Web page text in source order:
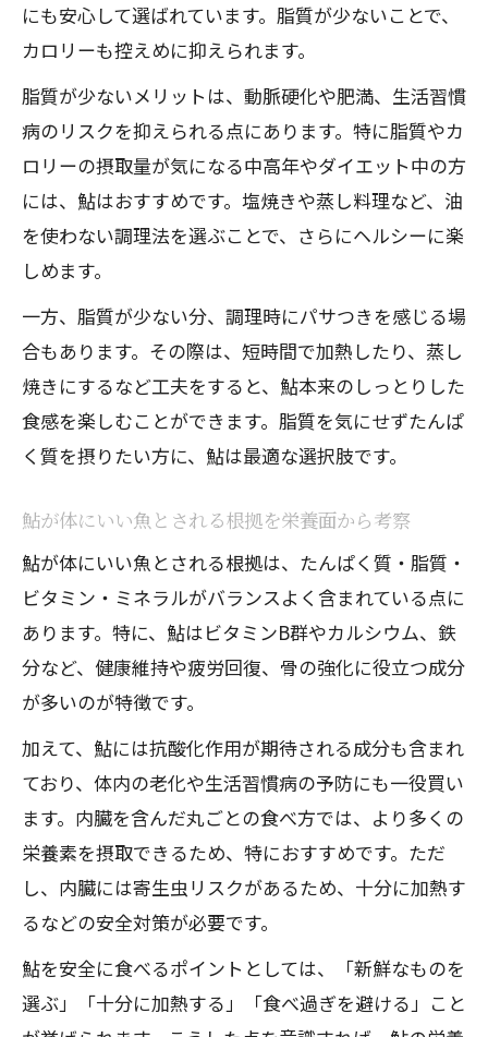
にも安心して選ばれています。脂質が少ないことで、
カロリーも控えめに抑えられます。
脂質が少ないメリットは、動脈硬化や肥満、生活習慣
病のリスクを抑えられる点にあります。特に脂質やカ
ロリーの摂取量が気になる中高年やダイエット中の方
には、鮎はおすすめです。塩焼きや蒸し料理など、油
を使わない調理法を選ぶことで、さらにヘルシーに楽
しめます。
一方、脂質が少ない分、調理時にパサつきを感じる場
合もあります。その際は、短時間で加熱したり、蒸し
焼きにするなど工夫をすると、鮎本来のしっとりした
食感を楽しむことができます。脂質を気にせずたんぱ
く質を摂りたい方に、鮎は最適な選択肢です。
鮎が体にいい魚とされる根拠を栄養面から考察
鮎が体にいい魚とされる根拠は、たんぱく質・脂質・
ビタミン・ミネラルがバランスよく含まれている点に
あります。特に、鮎はビタミンB群やカルシウム、鉄
分など、健康維持や疲労回復、骨の強化に役立つ成分
が多いのが特徴です。
加えて、鮎には抗酸化作用が期待される成分も含まれ
ており、体内の老化や生活習慣病の予防にも一役買い
ます。内臓を含んだ丸ごとの食べ方では、より多くの
栄養素を摂取できるため、特におすすめです。ただ
し、内臓には寄生虫リスクがあるため、十分に加熱す
るなどの安全対策が必要です。
鮎を安全に食べるポイントとしては、「新鮮なものを
選ぶ」「十分に加熱する」「食べ過ぎを避ける」こと